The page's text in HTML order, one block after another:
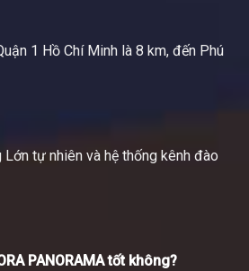
1 Hồ Chí Minh là 8 km, đến Phú
Lớn tự nhiên và hệ thống kênh đào
PANORAMA tốt không?